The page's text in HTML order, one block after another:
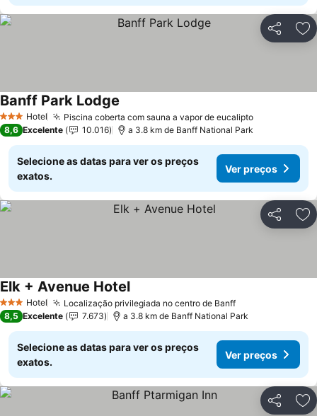
Partilhar
3 EstrelasHotel Piscina coberta com sauna a vapor de eucalipto
Banff Park Lodge
8,6 Excelente 10.016 a 3.8 km de Banff National Park
Selecione as datas para ver os preços
exatos.
Ver preços
Partilhar
3 EstrelasHotel Localização privilegiada no centro de Banff
Elk + Avenue Hotel
8,5 Excelente 7.673 a 3.8 km de Banff National Park
Selecione as datas para ver os preços
exatos.
Ver preços
Partilhar